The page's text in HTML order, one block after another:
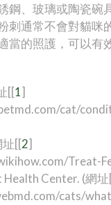
鋼、玻璃或陶瓷碗
刺通常不會對貓咪
當的照護，可以有
[[1]
cat/
址[[2]
Treat-
Health Center. (網
cats/